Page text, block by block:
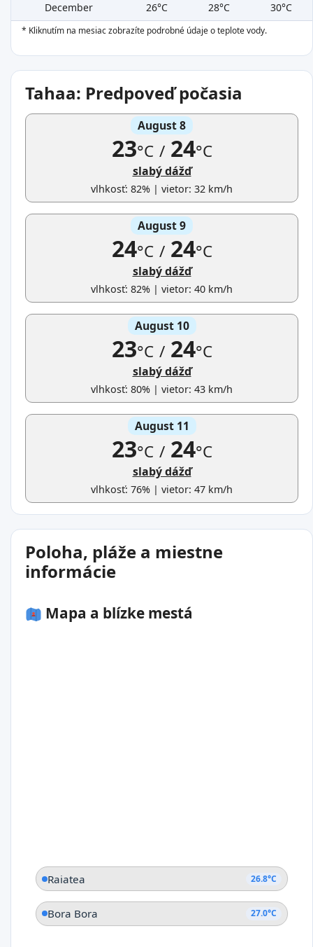
December
26°C 28°C 30°C
* Kliknutím na mesiac zobrazíte podrobné údaje o teplote vody.
Tahaa: Predpoveď počasia
August 8
23°C /24°C
slabý dážď
vlhkosť: 82% | vietor: 32 km/h
August 9
24°C /24°C
slabý dážď
vlhkosť: 82% | vietor: 40 km/h
August 10
23°C /24°C
slabý dážď
vlhkosť: 80% | vietor: 43 km/h
August 11
23°C /24°C
slabý dážď
vlhkosť: 76% | vietor: 47 km/h
Poloha, pláže a miestne
informácie
Mapa a blízke mestá
Raiatea 26.8°C
Bora Bora 27.0°C